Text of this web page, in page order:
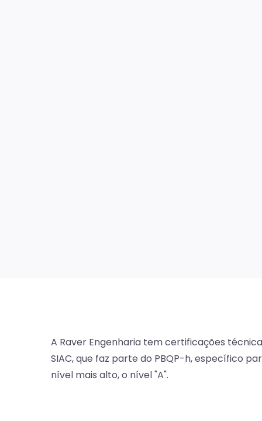
A Raver Engenharia tem certificações
SIAC, que faz parte do PBQP-h, específico
nível mais alto, o nível "A".